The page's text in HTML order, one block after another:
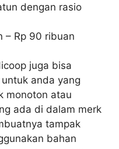
dengan rasio
– Rp 90 ribuan
juga bisa
anda yang
monoton atau
ada di dalam merk
tampak
bahan